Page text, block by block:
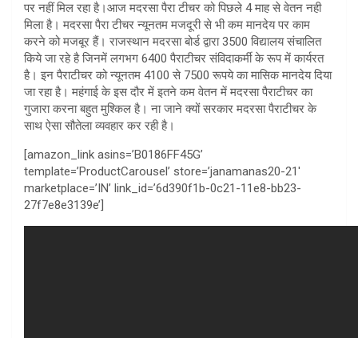
पर नहीं मिल रहा है।आज मदरसा पैरा टीचर को पिछले 4 माह से वेतन नही
मिला है। मदरसा पैरा टीचर न्यूनतम मजदूरी से भी कम मानदेय पर काम
करने को मजबूर हैं। राजस्थान मदरसा बोर्ड द्वारा 3500 विद्यालय संचालित
किये जा रहे है जिनमें लगभग 6400 पैराटीचर संविदाकर्मी के रूप में कार्यरत
है। इन पैराटीचर को न्यूनतम 4100 से 7500 रूपये का मासिक मानदेय दिया
जा रहा है। महंगाई के इस दौर में इतने कम वेतन में मदरसा पैराटीचर का
गुजारा करना बहुत मुश्किल है। ना जाने क्यों सरकार मदरसा पैराटीचर के
साथ ऐसा सौतेला व्यवहार कर रही है।
[amazon_link asins=’B0186FF45G’
template=’ProductCarousel’ store=’janamanas20-21′
marketplace=’IN’ link_id=’6d390f1b-0c21-11e8-bb23-
27f7e8e3139e’]